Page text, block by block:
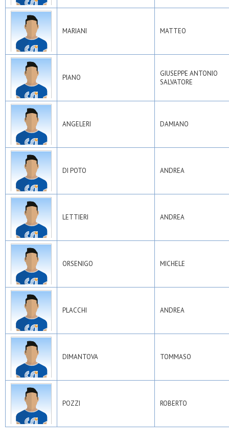
MARIANI MATTEO
PIANO
GIUSEPPE ANTONIO
SALVATORE
ANGELERI DAMIANO
DI POTO ANDREA
LETTIERI ANDREA
ORSENIGO MICHELE
PLACCHI ANDREA
DIMANTOVA TOMMASO
POZZI ROBERTO